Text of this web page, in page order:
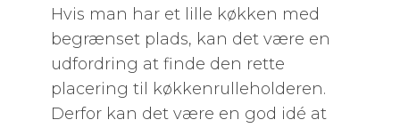
Hvis man har et lille køkken med
begrænset plads, kan det være en
udfordring at finde den rette
placering til køkkenrulleholderen.
Derfor kan det være en god idé at